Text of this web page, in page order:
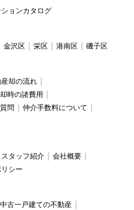
ションカタログ
金沢区 栄区 港南区 磯子区
却の流れ
時の諸費用
問
仲介手数料について
スタッフ紹介
会社概要
シー
古一戸建ての不動産